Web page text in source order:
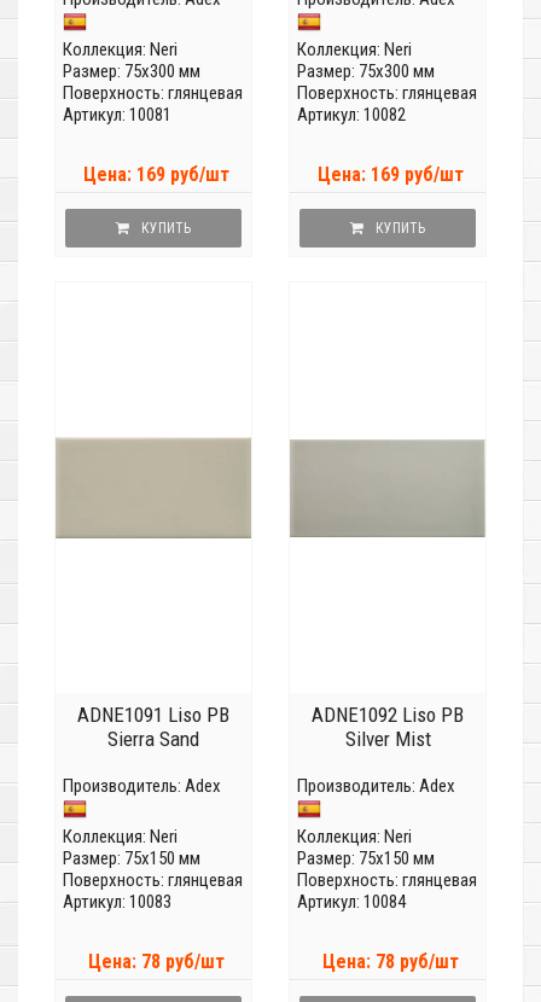
Коллекция: Neri
Размер: 75x300 мм
Поверхность: глянцевая
Артикул: 10081
Цена: 169 руб/шт
КУПИТЬ
Коллекция: Neri
Размер: 75x300 мм
Поверхность: глянцевая
Артикул: 10082
Цена: 169 руб/шт
КУПИТЬ
ADNE1091 Liso PB
Sierra Sand
Производитель: Adex
Коллекция: Neri
Размер: 75x150 мм
Поверхность: глянцевая
Артикул: 10083
Цена: 78 руб/шт
ADNE1092 Liso PB
Silver Mist
Производитель: Adex
Коллекция: Neri
Размер: 75x150 мм
Поверхность: глянцевая
Артикул: 10084
Цена: 78 руб/шт